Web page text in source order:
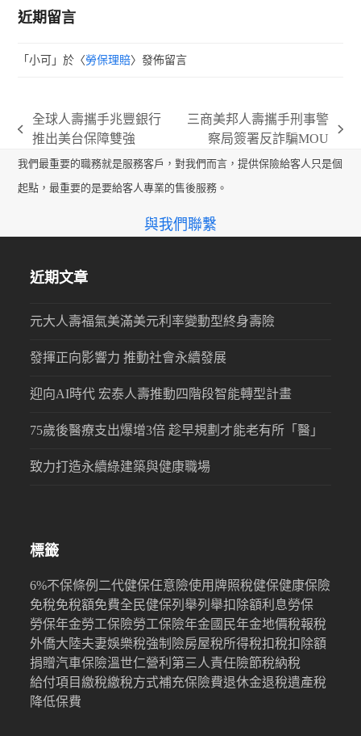
近期留言
「小可 」於〈勞保理賠〉發佈留言
previous
post:
全球人壽攜手兆豐銀行
推出美台保障雙強
post:
三商美邦人壽攜手刑事警
察局簽署反詐騙MOU
我們最重要的職務就是服務客戶，對我們而言，提供保險給客人只是個
起點，最重要的是要給客人專業的售後服務。
與我們聯繫
近期文章
元大人壽福氣美滿美元利率變動型終身壽險
發揮正向影響力 推動社會永續發展
迎向AI時代 宏泰人壽推動四階段智能轉型計畫
75歲後醫療支出爆增3倍 趁早規劃才能老有所「醫」
致力打造永續綠建築與健康職場
標籤
6%不保條例 二代健保任意險使用牌照稅健保健康保險
免稅免稅額免費全民健保列舉列舉扣除額利息勞保
勞保年金勞工保險勞工保險年金國民年金地價稅報稅
外僑大陸夫妻娛樂稅強制險房屋稅所得稅扣稅扣除額
捐贈汽車保險溫世仁營利 第三人責任險節稅納稅
給付項目繳稅繳稅方式補充保險費退休金退稅遺產稅
降低保費